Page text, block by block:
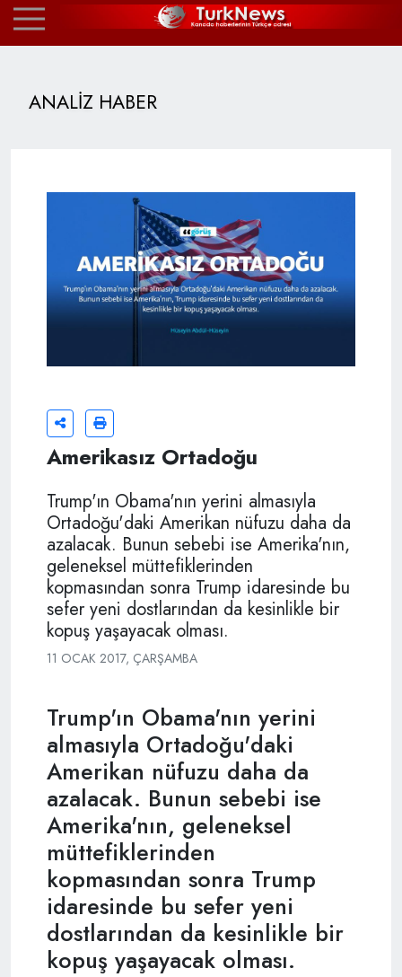
ANALİZ HABER
Amerikasız Ortadoğu
Trump'ın Obama'nın yerini almasıyla
Ortadoğu'daki Amerikan nüfuzu daha da
azalacak. Bunun sebebi ise Amerika'nın,
geleneksel müttefiklerinden
kopmasından sonra Trump idaresinde bu
sefer yeni dostlarından da kesinlikle bir
kopuş yaşayacak olması.
11 OCAK 2017, ÇARŞAMBA
Trump'ın Obama'nın yerini
almasıyla Ortadoğu'daki
Amerikan nüfuzu daha da
azalacak. Bunun sebebi ise
Amerika'nın, geleneksel
müttefiklerinden
kopmasından sonra Trump
idaresinde bu sefer yeni
dostlarından da kesinlikle bir
kopuş yaşayacak olması.